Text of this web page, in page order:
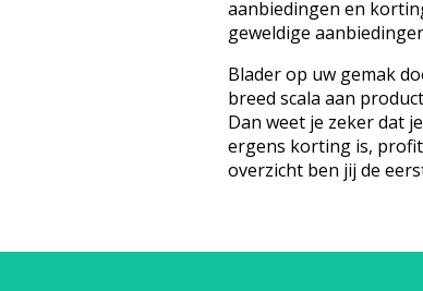
aanbiedingen en
geweldige
Blader op uw gemak
breed scala aan
Dan weet je zeker dat
ergens korting is,
overzicht ben jij de